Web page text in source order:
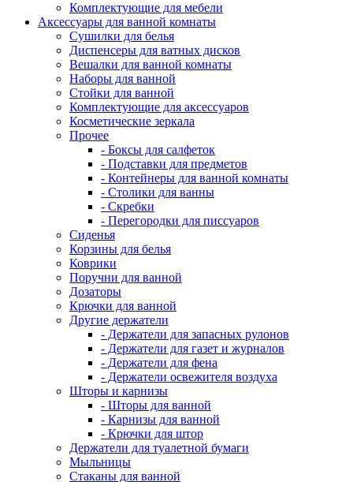
Комплектующие для мебели
Аксессуары для ванной комнаты
Сушилки для белья
Диспенсеры для ватных дисков
Вешалки для ванной комнаты
Наборы для ванной
Стойки для ванной
Комплектующие для аксессуаров
Косметические зеркала
Прочее
- Боксы для салфеток
- Подставки для предметов
- Контейнеры для ванной комнаты
- Столики для ванны
- Скребки
- Перегородки для писсуаров
Сиденья
Корзины для белья
Коврики
Поручни для ванной
Дозаторы
Крючки для ванной
Другие держатели
- Держатели для запасных рулонов
- Держатели для газет и журналов
- Держатели для фена
- Держатели освежителя воздуха
Шторы и карнизы
- Шторы для ванной
- Карнизы для ванной
- Крючки для штор
Держатели для туалетной бумаги
Мыльницы
Стаканы для ванной